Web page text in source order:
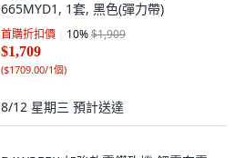
665MYD1, 1套, 黑色(彈力帶)
首購折扣價 10%$1,909
$1,709
($1709.00/1個)
8/12 星期三 預計送達